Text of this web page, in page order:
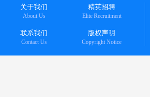
关于我们
About Us
精英招聘
Elite Recruitment
联系我们
Contact Us
版权声明
Copyright Notice